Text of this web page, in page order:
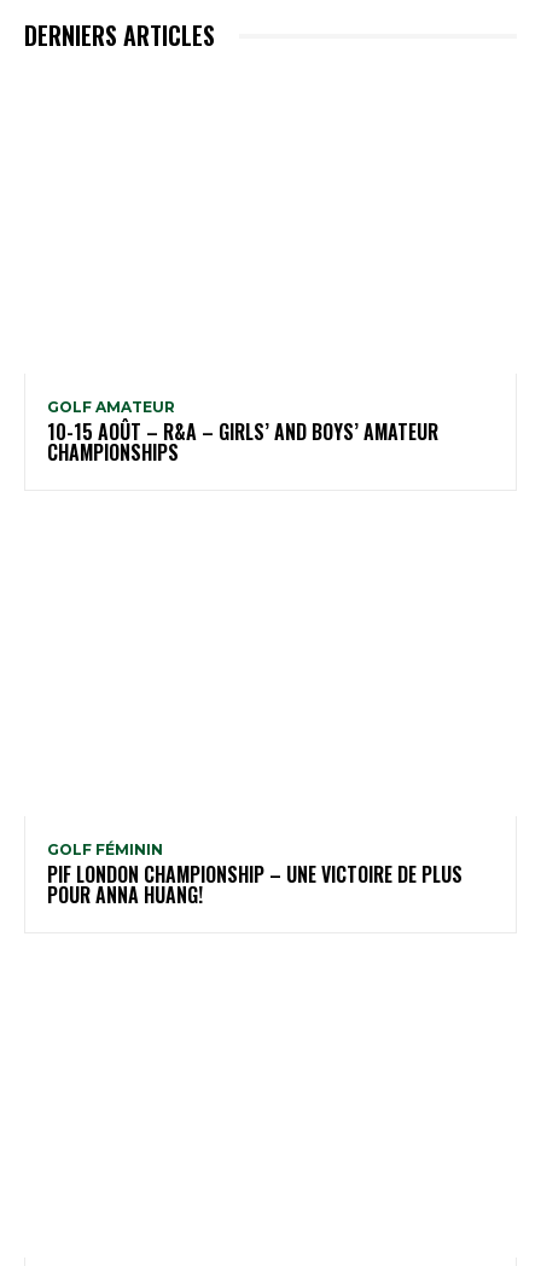
DERNIERS ARTICLES
GOLF AMATEUR
10-15 AOÛT – R&A – GIRLS’ AND BOYS’ AMATEUR
CHAMPIONSHIPS
GOLF FÉMININ
PIF LONDON CHAMPIONSHIP – UNE VICTOIRE DE PLUS
POUR ANNA HUANG!